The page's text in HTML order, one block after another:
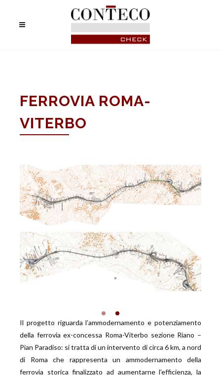
FERROVIA ROMA-
VITERBO
Il progetto riguarda l’ammodernamento e potenziamento
della ferrovia ex-concessa Roma-Viterbo sezione Riano –
Pian Paradiso: si tratta di un intervento di circa 6 km, a nord
di Roma che rappresenta un ammodernamento della
ferrovia storica finalizzato ad aumentarne l’efficienza, la